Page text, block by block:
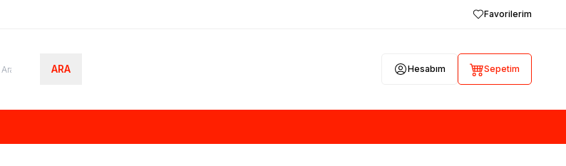
Favorilerim
ARA Hesabım Sepetim